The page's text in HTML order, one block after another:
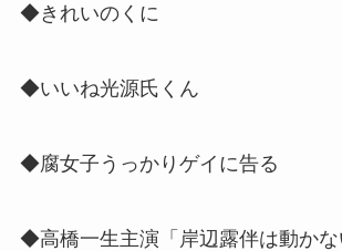
◆きれいのくに
◆いいね光源氏くん
◆腐女子うっかりゲイに告る
◆高橋一生主演「岸辺露伴は動かな